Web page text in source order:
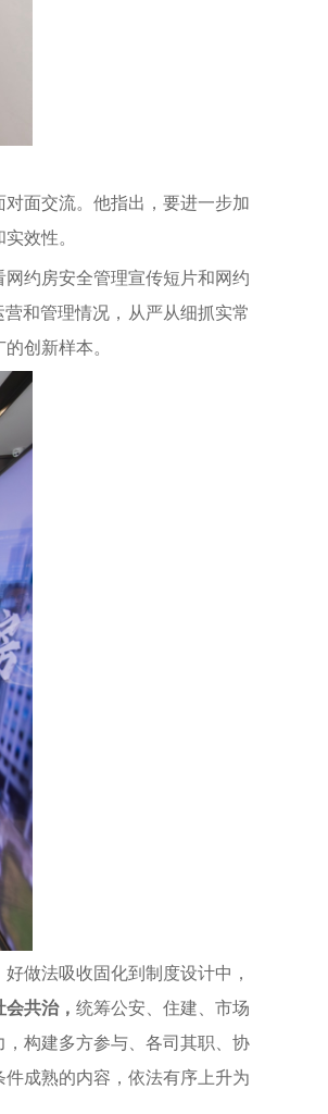
面交流。他指出，要进一步加
效性。
约房安全管理宣传短片和网约
和管理情况，从严从细抓实常
创新样本。
做法吸收固化到制度设计中，
共治， 统筹公安、住建、市场
构建多方参与、各司其职、协
成熟的内容，依法有序上升为